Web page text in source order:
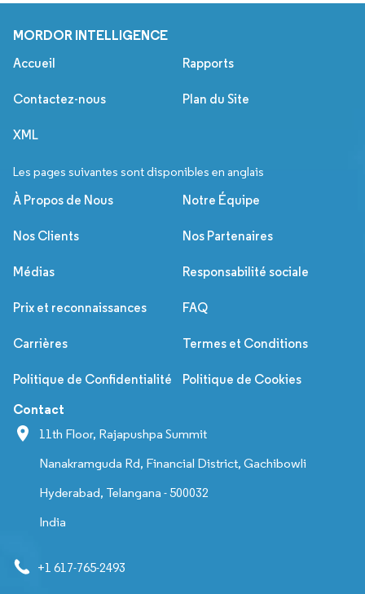
MORDOR INTELLIGENCE
Accueil Rapports
Contactez-nous Plan du Site
XML
Les pages suivantes sont disponibles en anglais
À Propos de Nous Notre Équipe
Nos Clients Nos Partenaires
Médias Responsabilité sociale
Prix et reconnaissances FAQ
Carrières Termes et Conditions
Politique de Confidentialité Politique de Cookies
Contact
11th Floor, Rajapushpa Summit
Nanakramguda Rd, Financial District, Gachibowli
Hyderabad, Telangana - 500032
India
+1 617-765-2493